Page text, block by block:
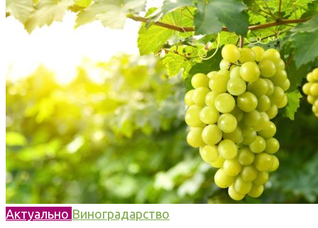
Актуально Виноградарство